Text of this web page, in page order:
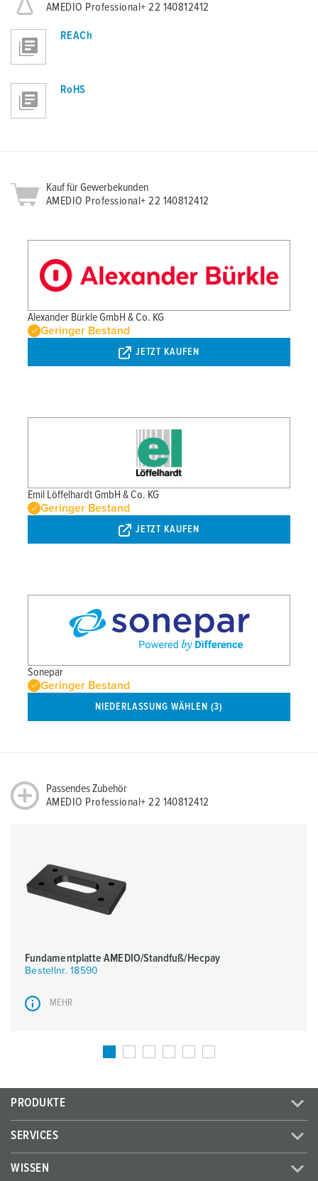
AMEDIO Professional+ 22 140812412
REACh
RoHS
Kauf für Gewerbekunden
AMEDIO Professional+ 22 140812412
Alexander Bürkle GmbH & Co. KG
Geringer Bestand
JETZT KAUFEN
Emil Löffelhardt GmbH & Co. KG
Geringer Bestand
JETZT KAUFEN
Sonepar
Geringer Bestand
NIEDERLASSUNG WÄHLEN (3)
Passendes Zubehör
AMEDIO Professional+ 22 140812412
Fundamentplatte AMEDIO/Standfuß/Hecpay
Bestellnr. 18590
MEHR
PRODUKTE
SERVICES
WISSEN